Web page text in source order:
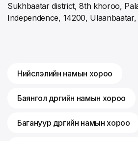
Sukhbaatar district, 8th khoroo,
Independence, 14200,
Нийслэлийн намын хороо
Баянгол дүүргийн намын хороо
Багануур дүүргийн намын хороо